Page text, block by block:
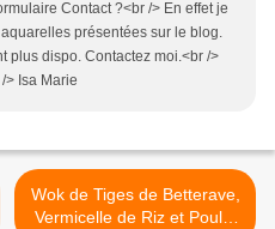
Contact ?<br /> En effet je
présentées sur le blog.
plus dispo. Contactez moi.<br />
> Isa Marie
Wok de Tiges de Betterave,
Vermicelle de Riz et Poulet